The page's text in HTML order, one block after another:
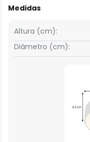
Medidas
Altura (cm):
Diámetro (cm):